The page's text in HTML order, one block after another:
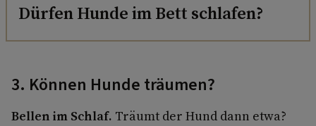
Dürfen Hunde im Bett schlafen?
3. Können Hunde träumen?
Bellen im Schlaf. Träumt der Hund dann etwa?